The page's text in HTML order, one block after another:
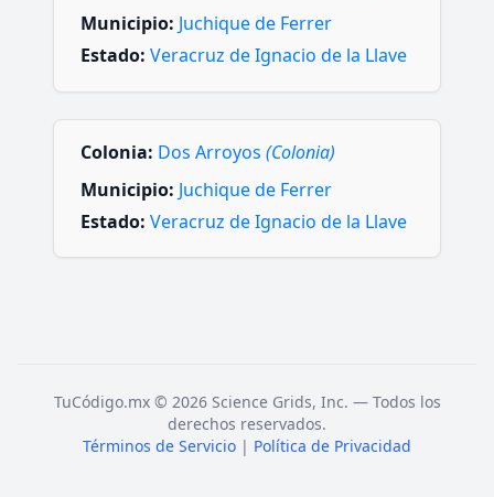
Municipio: Juchique de Ferrer
Estado: Veracruz de Ignacio de la Llave
Colonia: Dos Arroyos (Colonia)
Municipio: Juchique de Ferrer
Estado: Veracruz de Ignacio de la Llave
TuCódigo.mx © 2026 Science Grids, Inc. — Todos los
derechos reservados.
Términos de Servicio | Política de Privacidad